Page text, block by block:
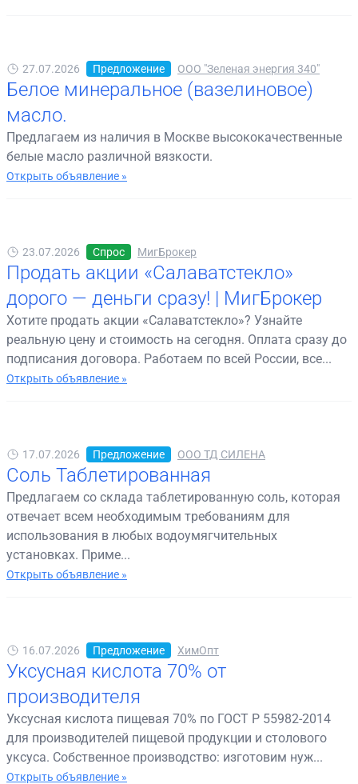
27.07.2026 Предложение ООО "Зеленая энергия 340"
Белое минеральное (вазелиновое)
масло.
Предлагаем из наличия в Москве высококачественные
белые масло различной вязкости.
Открыть объявление »
23.07.2026 Спрос МигБрокер
Продать акции «Салаватстекло»
дорого — деньги сразу! | МигБрокер
Хотите продать акции «Салаватстекло»? Узнайте
реальную цену и стоимость на сегодня. Оплата сразу до
подписания договора. Работаем по всей России, все...
Открыть объявление »
17.07.2026 Предложение ООО ТД СИЛЕНА
Соль Таблетированная
Предлагаем со склада таблетированную соль, которая
отвечает всем необходимым требованиям для
использования в любых водоумягчительных
установках. Приме...
Открыть объявление »
16.07.2026 Предложение ХимОпт
Уксусная кислота 70% от
производителя
Уксусная кислота пищевая 70% по ГОСТ Р 55982-2014
для производителей пищевой продукции и столового
уксуса. Собственное производство: изготовим нуж...
Открыть объявление »